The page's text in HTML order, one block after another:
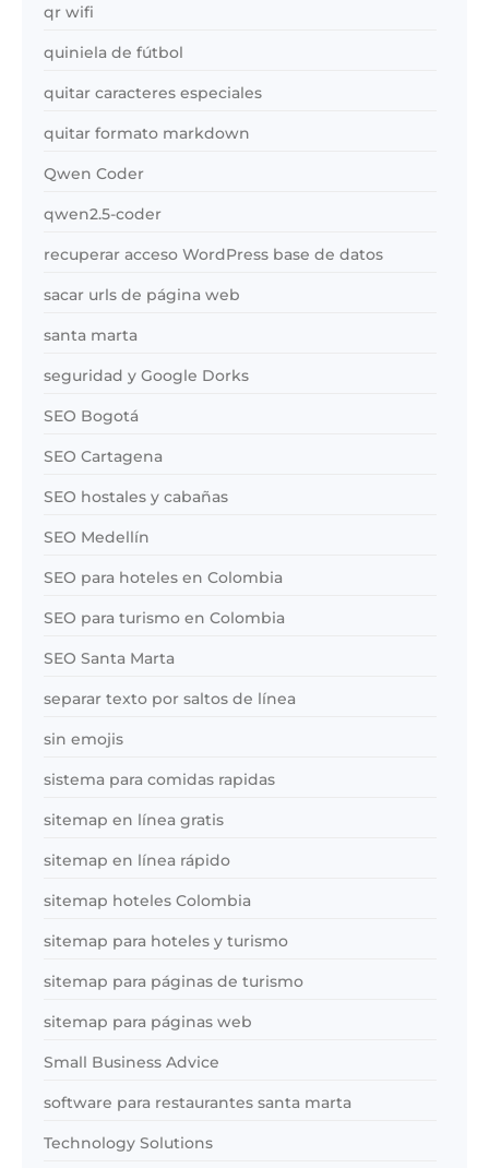
qr wifi
quiniela de fútbol
quitar caracteres especiales
quitar formato markdown
Qwen Coder
qwen2.5-coder
recuperar acceso WordPress base de datos
sacar urls de página web
santa marta
seguridad y Google Dorks
SEO Bogotá
SEO Cartagena
SEO hostales y cabañas
SEO Medellín
SEO para hoteles en Colombia
SEO para turismo en Colombia
SEO Santa Marta
separar texto por saltos de línea
sin emojis
sistema para comidas rapidas
sitemap en línea gratis
sitemap en línea rápido
sitemap hoteles Colombia
sitemap para hoteles y turismo
sitemap para páginas de turismo
sitemap para páginas web
Small Business Advice
software para restaurantes santa marta
Technology Solutions